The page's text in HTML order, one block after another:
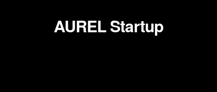
AUREL Startup